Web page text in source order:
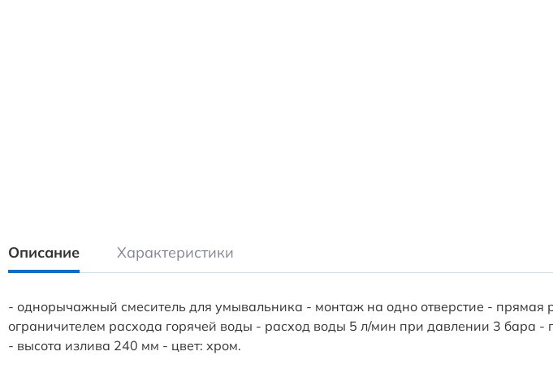
Описание Характеристики
- однорычажный смеситель для умывальника - монтаж на одно отверстие - прямая
ограничителем расхода горячей воды - расход воды 5 л/мин при давлении 3 бара
- высота излива 240 мм - цвет: хром.